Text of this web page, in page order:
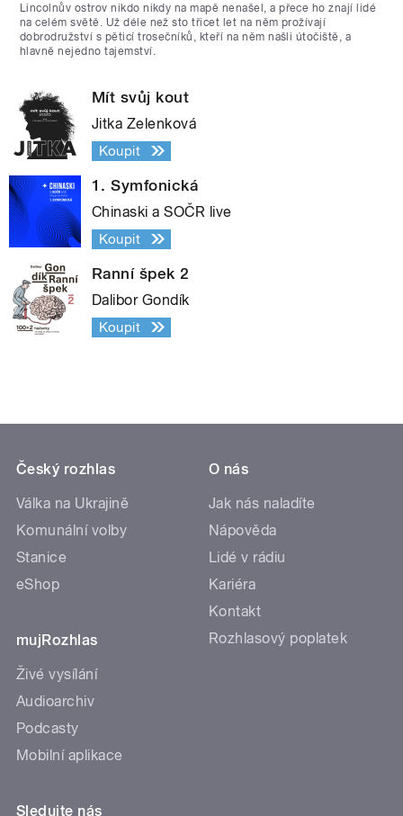
Lincolnův ostrov nikdo nikdy na mapě nenašel, a přece ho znají lidé
na celém světě. Už déle než sto třicet let na něm prožívají
dobrodružství s pěticí trosečníků, kteří na něm našli útočiště, a
hlavně nejedno tajemství.
Mít svůj kout
Jitka Zelenková
Koupit
1. Symfonická
Chinaski a SOČR live
Koupit
Ranní špek 2
Dalibor Gondík
Koupit
Český rozhlas
Válka na Ukrajině
Komunální volby
Stanice
eShop
mujRozhlas
Živé vysílání
Audioarchiv
Podcasty
Mobilní aplikace
O nás
Jak nás naladíte
Nápověda
Lidé v rádiu
Kariéra
Kontakt
Rozhlasový poplatek
Sledujte nás